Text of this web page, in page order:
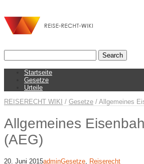
Startseite
Gesetze
Urteile
REISERECHT WIKI / Gesetze / Allgemeines
Allgemeines
(AEG)
20. Juni 2015adminGesetze Reiserecht